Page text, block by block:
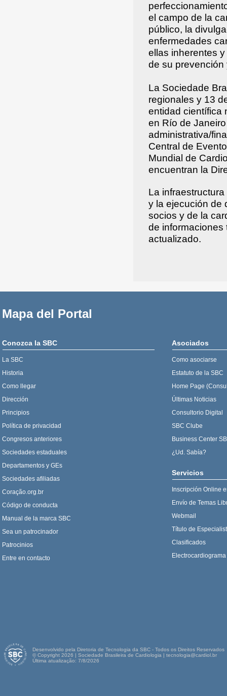
el campo de la
público, la
enfermedades
ellas inherentes
de su prevención
La Sociedade
regionales y 13
entidad científica
en Río de
administrativa/
Central de
Mundial de
encuentran la
La
y la ejecución de
socios y de la
de informaciones
actualizado.
Mapa del Portal
Conozca la SBC
La SBC
Historia
Como llegar
Dirección
Principios
Política de privacidad
Congresos anteriores
Sociedades estaduales
Departamentos y GEs
Sociedades afiliadas
Coração.org.br
Código de conducta
Manual de la marca SBC
Sea un patrocinador
Patrocinios
Entre en contacto
Asociados
Como asociarse
Estatuto de la SBC
Home Page
Últimas Noticias
Consultorio Digital
SBC Clube
Business Center
¿Ud. Sabía?
Servicios
Inscripción Online
Envío de Temas
Webmail
Título de
Clasificados
Electrocardiograma
Desenvolvido pela Diretoria de Tecnologia da SBC - Todos os Direitos Reservados
© Copyright 2026 | Sociedade Brasileira de Cardiologia | tecnologia@cardiol.br
Última atualização: 7/8/2026